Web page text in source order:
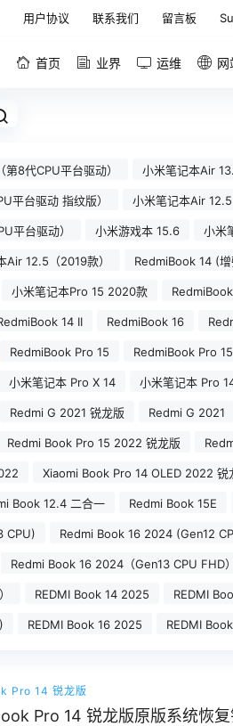
用户协议 联系我们 留言板
首页 业界 运维 网
8代CPU平台驱动） 小米笔记本Air
平台驱动 指纹版） 小米笔记本Air 12.5
平台驱动） 小米游戏本 15.6 小米
Air 12.5（2019款） RedmiBook 14 (
小米笔记本Pro 15 2020款
14 II RedmiBook 16
RedmiBook Pro 15 RedmiBook Pro
小米笔记本 Pro X 14 小米笔记本 Pro
Redmi G 2021 锐龙版 Redmi G 2021
Redmi Book Pro 15 2022 锐龙版
Xiaomi Book Pro 14 OLED 2022 锐
Book 12.4 二合一 Redmi Book 15E
CPU) Redmi Book 16 2024 (Gen12
Redmi Book 16 2024（Gen13 CPU FHD）
REDMI Book 14 2025 REDMI
REDMI Book 16 2025 REDMI
Pro 14 锐龙版
Pro 14 锐龙版原版系统恢